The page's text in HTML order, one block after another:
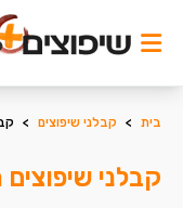
בית > קבלני שיפוצים >
קבלני